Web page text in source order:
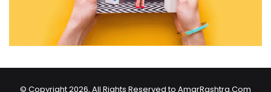
© Copyright 2026, All Rights Reserved to AmarRashtra.Com